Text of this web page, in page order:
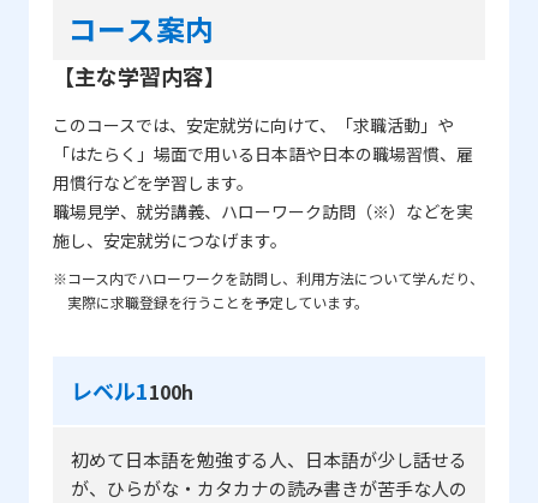
コース案内
【主な学習内容】
このコースでは、安定就労に向けて、「求職活動」や
「はたらく」場面で用いる日本語や日本の職場習慣、雇
用慣行などを学習します。
職場見学、就労講義、ハローワーク訪問（※）などを実
施し、安定就労につなげます。
※コース内でハローワークを訪問し、利用方法について学んだり、
実際に求職登録を行うことを予定しています。
レベル1100h
初めて日本語を勉強する人、日本語が少し話せる
が、ひらがな・カタカナの読み書きが苦手な人の